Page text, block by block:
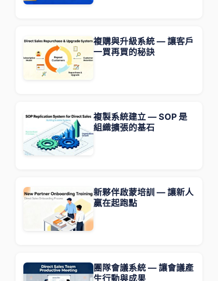
複購與升級系統 — 讓客戶
一買再買的秘訣
複製系統建立 — SOP 是
組織擴張的基石
新夥伴啟蒙培訓 — 讓新人
贏在起跑點
團隊會議系統 — 讓會議產
生行動與成果